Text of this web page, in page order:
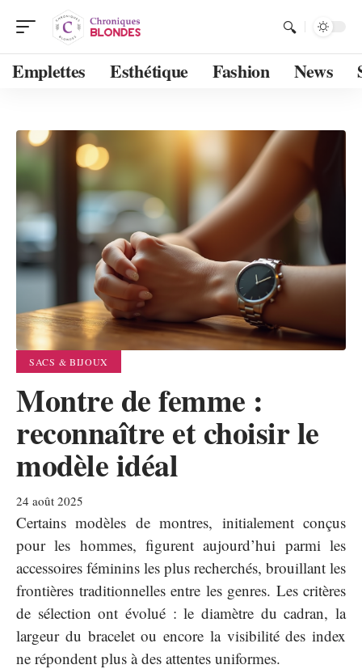
Emplettes Esthétique Fashion News
SACS & BIJOUX
Montre de femme :
reconnaître et choisir le
modèle idéal
24 août 2025
Certains modèles de montres, initialement conçus
pour les hommes, figurent aujourd’hui parmi les
accessoires féminins les plus recherchés, brouillant les
frontières traditionnelles entre les genres. Les critères
de sélection ont évolué : le diamètre du cadran, la
largeur du bracelet ou encore la visibilité des index
ne répondent plus à des attentes uniformes.